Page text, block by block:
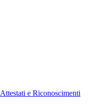
Attestati e Riconoscimenti